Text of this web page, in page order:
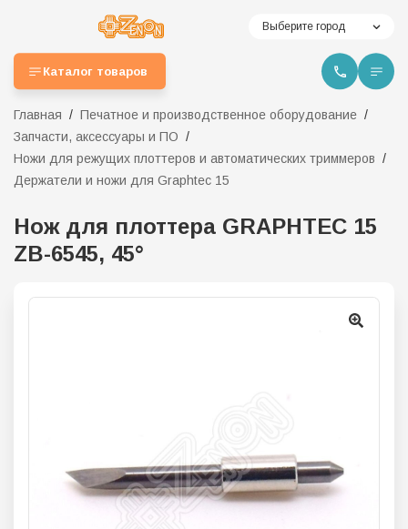
Выберите город
Каталог товаров
Главная
Печатное и производственное оборудование
Запчасти, аксессуары и ПО
Ножи для режущих плоттеров и автоматических триммеров
Держатели и ножи для Graphtec 15
Нож для плоттера GRAPHTEC 15
ZB-6545, 45°